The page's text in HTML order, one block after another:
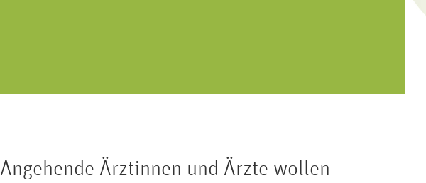
Angehende Ärztinnen und Ärzte wollen